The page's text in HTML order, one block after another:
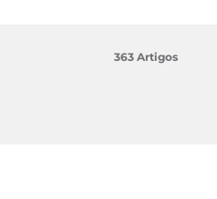
363 Artigos